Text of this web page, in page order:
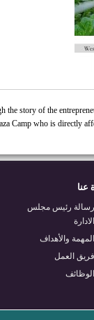
story of the
Camp who is directly
عنا
رسالة رئيس مجلس
الادارة
المهمة والأهداف
فريق العمل
الوظائف